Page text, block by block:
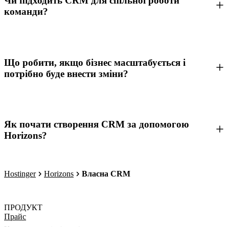
команди?
Що робити, якщо бізнес масштабується і
потрібно буде внести зміни?
Як почати створення CRM за допомогою
Horizons?
Hostinger Horizons Власна CRM
ПРОДУКТ
Прайс